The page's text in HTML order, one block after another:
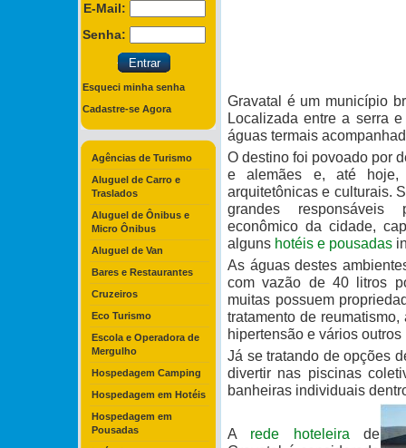
E-Mail:
Senha:
Esqueci minha senha
Cadastre-se Agora
Agências de Turismo
Aluguel de Carro e
Traslados
Aluguel de Ônibus e
Micro Ônibus
Aluguel de Van
Bares e Restaurantes
Cruzeiros
Eco Turismo
Escola e Operadora de
Mergulho
Hospedagem Camping
Hospedagem em Hotéis
Hospedagem em
Pousadas
Gravatal é um município
Localizada entre a serra
águas termais
O destino foi povoado por
e alemães e, até hoje,
arquitetônicas e culturais.
grandes responsáveis
econômico da cidade,
alguns hotéis e pousadas
As águas destes
com vazão de 40 litros
muitas possuem
tratamento de
hipertensão e vários outros
Já se tratando de opções
divertir nas piscinas
banheiras individuais
A rede hoteleira de